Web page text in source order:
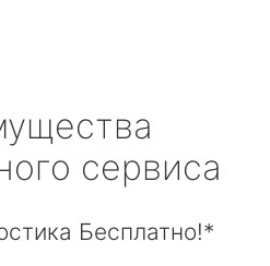
сервиса
Бесплатно!*